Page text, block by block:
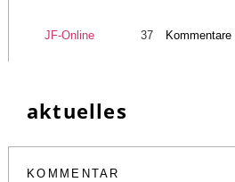
JF-Online 37
aktuelles
KOMMENTAR